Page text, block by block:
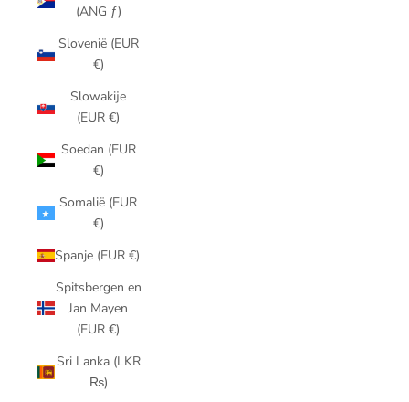
(ANG ƒ)
Slovenië (EUR
€)
Slowakije
(EUR €)
Soedan (EUR
€)
Somalië (EUR
€)
Spanje (EUR €)
Spitsbergen en
Jan Mayen
(EUR €)
Sri Lanka (LKR
₨)